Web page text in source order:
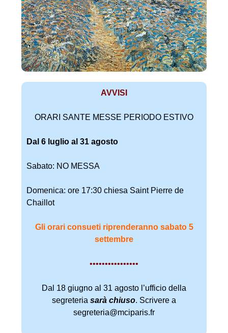
AVVISI
ORARI SANTE MESSE PERIODO ESTIVO
Dal 6 luglio al 31 agosto
Sabato: NO MESSA
Domenica: ore 17:30 chiesa Saint Pierre de
Chaillot
Gli orari consueti riprenderanno sabato 5
settembre
••••••••••••••••
Dal 18 giugno al 31 agosto l’ufficio della
segreteria sarà chiuso. Scrivere a
segreteria@mciparis.fr